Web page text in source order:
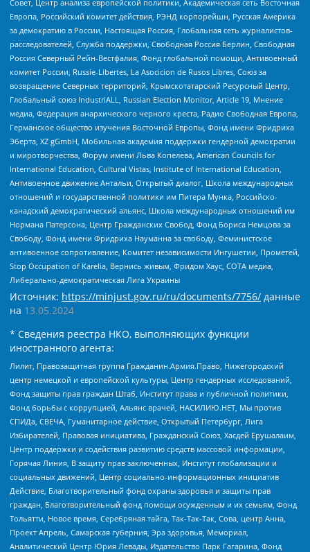
Совет, Центр анализа европейской политики, Академическая сеть Восточная
Европа, Российский комитет действия, РЭНД корпорейшн, Русская Америка
за демократию в России, Настоящая Россия, Глобальная сеть журналистов-
расследователей, Служба поддержки, Свободная Россия Берлин, Свободная
Россия Северный Рейн-Вестфалия, Фонд глобальной помощи, Антивоенный
комитет России, Russie-Libertes, La Asocicion de Rusos Libres, Союз за
возвращение Северных территорий, Крымскотатарский Ресурсный Центр,
Глобальный союз IndustriALL, Russian Election Monitor, Article 19, Мнение
медиа, Федерация анархического черного креста, Радио Свободная Европа,
Германское общество изучения Восточной Европы, Фонд имени Фридриха
Эберта, XZ gGmbH, Мобильная академия поддержки гендерной демократии
и миротворчества, Форум имени Льва Копелева, American Councils for
International Education, Cultural Vistas, Institute of International Education,
Антивоенное движение Антальи, Открытый диалог, Школа международных
отношений и государственной политики им Питера Мунка, Российско-
канадский демократический альянс, Школа международных отношений им
Нормана Патерсона, Центр Гражданских Свобод, Фонд Бориса Немцова за
Свободу, Фонд имени Фридриха Науманна за свободу, Феминистское
антивоенное сопротивление, Комитет независимости Ингушетии, Прометей,
Stop Occupation of Karelia, Вернись живым, Фридом Хаус, СОТА медиа,
Либерально-демократическая Лига Украины
Источник: https://minjust.gov.ru/ru/documents/7756/ данные
на 13.05.2024
* Сведения реестра НКО, выполняющих функции
иностранного агента:
Лилит, Правозащитная группа Гражданин.Армия.Право, Нижегородский
центр немецкой и европейской культуры, Центр гендерных исследований,
Фонд защиты прав граждан Штаб, Институт права и публичной политики,
Фонд борьбы с коррупцией, Альянс врачей, НАСИЛИЮ.НЕТ, Мы против
СПИДа, СВЕЧА, Гуманитарное действие, Открытый Петербург, Лига
Избирателей, Правовая инициатива, Гражданский Союз, Хасдей Ерушалаим,
Центр поддержки и содействия развитию средств массовой информации,
Горячая Линия, В защиту прав заключенных, Институт глобализации и
социальных движений, Центр социально-информационных инициатив
Действие, Благотворительный фонд охраны здоровья и защиты прав
граждан, Благотворительный фонд помощи осужденным и их семьям, Фонд
Тольятти, Новое время, Серебряная тайга, Так-Так-Так, Сова, центр Анна,
Проект Апрель, Самарская губерния, Эра здоровья, Мемориал,
Аналитический Центр Юрия Левады, Издательство Парк Гагарина, Фонд